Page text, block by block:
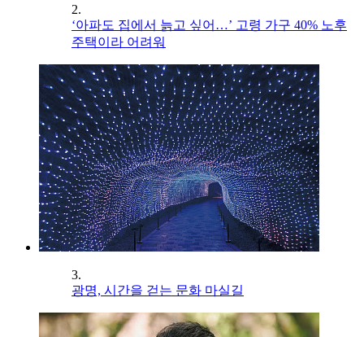
2.
‘아파도 집에서 늙고 싶어…’ 고령 가구 40% 노후
주택이라 어려워
3.
광명, 시간을 걷는 문화 마실길